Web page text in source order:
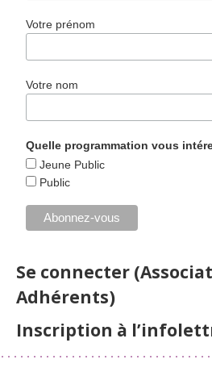
Votre prénom
Votre nom
Quelle programmation vous
Jeune Public
Public
Se connecter
Adhérents)
Inscription à